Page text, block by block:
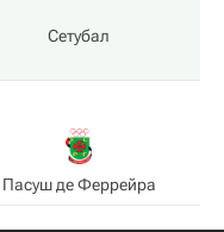
Сетубал
Пасуш де Феррейра